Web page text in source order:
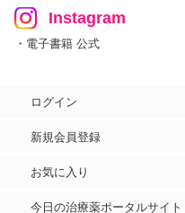
Instagram
・電子書籍 公式
ログイン
新規会員登録
お気に入り
今日の治療薬ポータルサイト